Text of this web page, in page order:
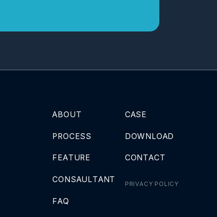
ABOUT
PROCESS
FEATURE
CONSAULTANT
FAQ
CASE
DOWNLOAD
CONTACT
PRIVACY POLICY